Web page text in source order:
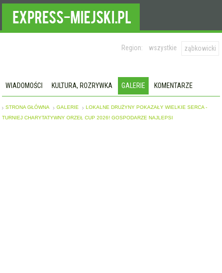
Region: wszystkie ząbkowicki
WIADOMOŚCI KULTURA, ROZRYWKA GALERIE KOMENTARZE
STRONA GŁÓWNA GALERIE
LOKALNE DRUŻYNY POKAZAŁY WIELKIE SERCA -
TURNIEJ CHARYTATYWNY ORZEŁ CUP 2026! GOSPODARZE NAJLEPSI